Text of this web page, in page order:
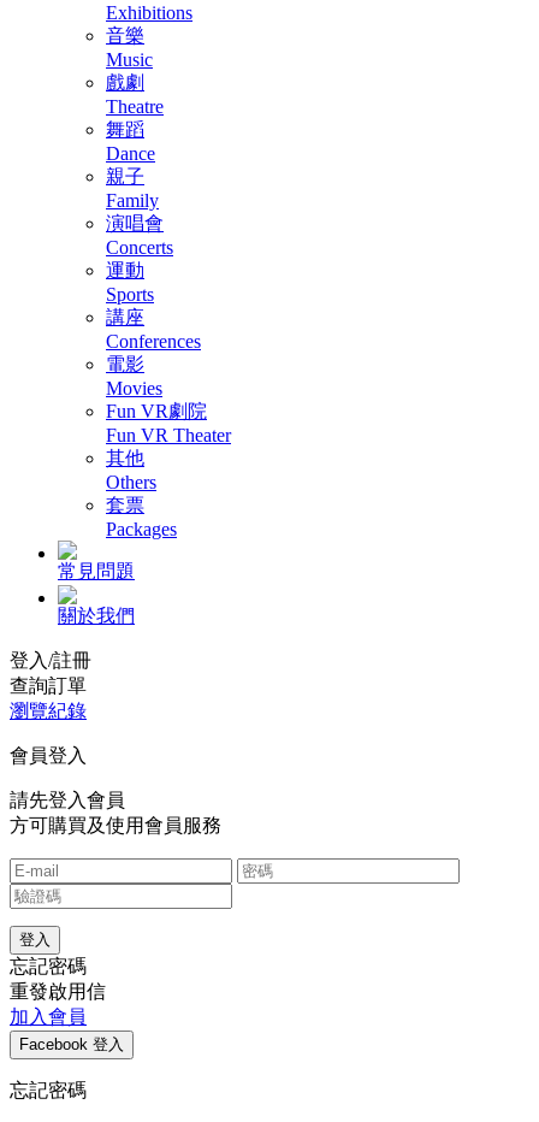
Exhibitions
音樂
Music
戲劇
Theatre
舞蹈
Dance
親子
Family
演唱會
Concerts
運動
Sports
講座
Conferences
電影
Movies
Fun VR劇院
Fun VR Theater
其他
Others
套票
Packages
常見問題
關於我們
登入/註冊
查詢訂單
瀏覽紀錄
會員登入
請先登入會員
方可購買及使用會員服務
忘記密碼
重發啟用信
加入會員
忘記密碼